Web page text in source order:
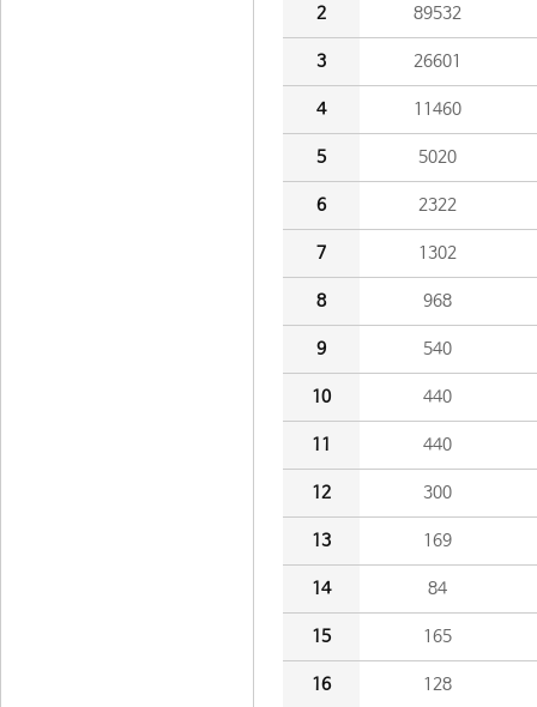
2 89532
3 26601
4 11460
5 5020
6 2322
7 1302
8 968
9 540
10 440
11 440
12 300
13 169
14 84
15 165
16 128